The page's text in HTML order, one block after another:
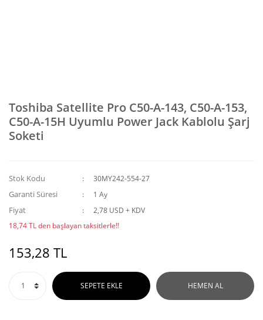
Toshiba Satellite Pro C50-A-143, C50-A-153,
C50-A-15H Uyumlu Power Jack Kablolu Şarj
Soketi
Stok Kodu 30MY242-554-27
Garanti Süresi 1 Ay
Fiyat
2,78 USD + KDV
18,74 TL den başlayan taksitlerle!!
153,28 TL
SEPETE EKLE HEMEN AL